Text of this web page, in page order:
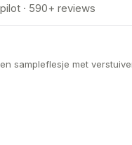
· 590+ reviews
sampleflesje met